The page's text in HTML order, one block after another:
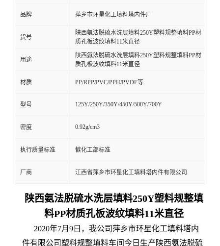
品牌 萍乡市环星化工填料塔内件厂
货号
陕西氨法脱硫水洗层填料250Y塑料规整填料PP材
质孔板波纹填料11米直径
用途
陕西氨法脱硫水洗层填料250Y塑料规整填料PP材
质孔板波纹填料11米直径
材质 PP/RPP/PVC/PPH/PVDF等
型号 125Y/250Y/350Y/450Y/500Y/700Y
密度 0.92g/cm3
执行质量标准 愱化工部标准
厂商 江西省萍乡市环星化工填料塔内件有限公司
陕西氨法脱硫水洗层填料250Y塑料规整填
料PP材质孔板波纹填料11米直径
2020年7月9日，我公司萍乡市环星化工填料塔内
件有限公司塑料规整填料车间今日生产陕西氨法脱硫